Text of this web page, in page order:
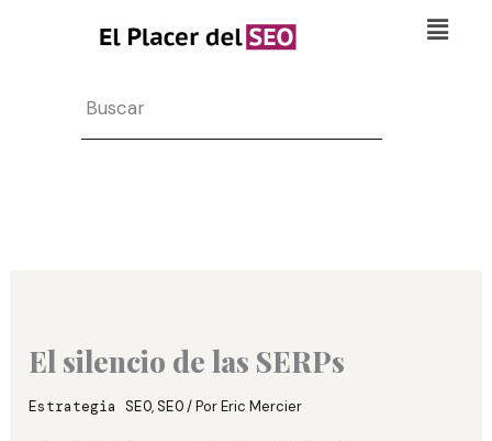
El silencio de las SERPs
Estrategia SEO,SEO/ PorEric Mercier